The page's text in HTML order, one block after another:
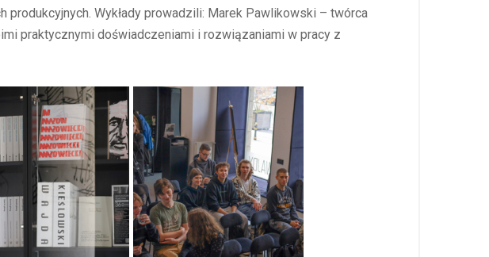
Wykłady prowadzili: Marek Pawlikowski – twórca
praktycznymi doświadczeniami i rozwiązaniami w pracy z